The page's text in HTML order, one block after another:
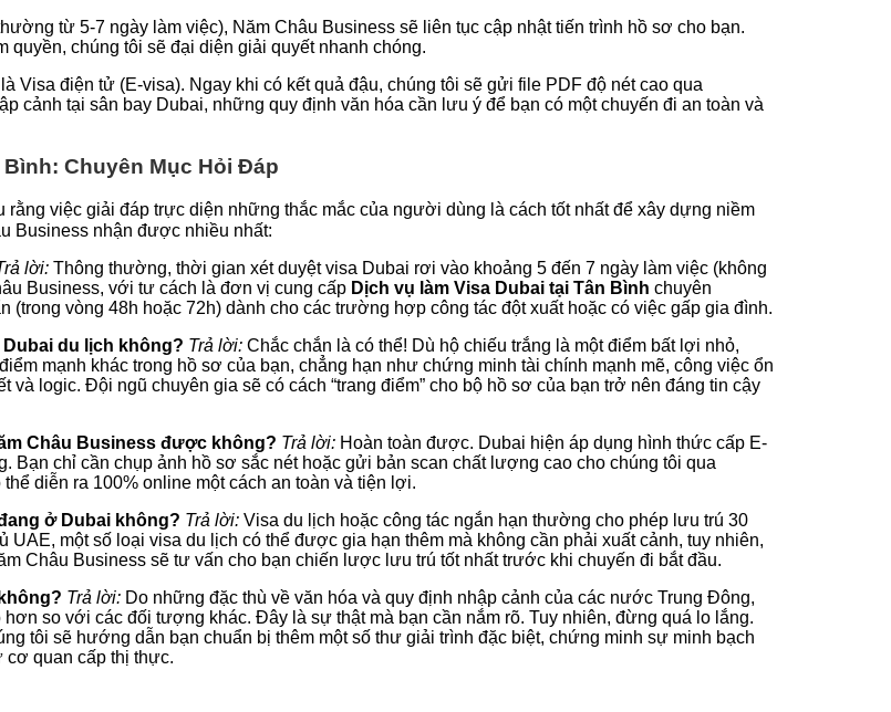
từ 5-7 ngày làm việc), Năm Châu Business sẽ liên tục cập nhật tiến trình hồ sơ cho bạn.
quyền, chúng tôi sẽ đại diện giải quyết nhanh chóng.
Visa điện tử (E-visa). Ngay khi có kết quả đậu, chúng tôi sẽ gửi file PDF độ nét cao qua
cảnh tại sân bay Dubai, những quy định văn hóa cần lưu ý để bạn có một chuyến đi an toàn và
Chuyên Mục Hỏi Đáp
việc giải đáp trực diện những thắc mắc của người dùng là cách tốt nhất để xây dựng niềm
Business nhận được nhiều nhất:
lời: Thông thường, thời gian xét duyệt visa Dubai rơi vào khoảng 5 đến 7 ngày làm việc (không
Business, với tư cách là đơn vị cung cấp Dịch vụ làm Visa Dubai tại Tân Bình chuyên
vòng 48h hoặc 72h) dành cho các trường hợp công tác đột xuất hoặc có việc gấp gia đình.
du lịch không? Trả lời: Chắc chắn là có thể! Dù hộ chiếu trắng là một điểm bất lợi nhỏ,
mạnh khác trong hồ sơ của bạn, chẳng hạn như chứng minh tài chính mạnh mẽ, công việc ổn
logic. Đội ngũ chuyên gia sẽ có cách “trang điểm” cho bộ hồ sơ của bạn trở nên đáng tin cậy
Châu Business được không? Trả lời: Hoàn toàn được. Dubai hiện áp dụng hình thức cấp E-
Bạn chỉ cần chụp ảnh hồ sơ sắc nét hoặc gửi bản scan chất lượng cao cho chúng tôi qua
diễn ra 100% online một cách an toàn và tiện lợi.
ở Dubai không? Trả lời: Visa du lịch hoặc công tác ngắn hạn thường cho phép lưu trú 30
một số loại visa du lịch có thể được gia hạn thêm mà không cần phải xuất cảnh, tuy nhiên,
Châu Business sẽ tư vấn cho bạn chiến lược lưu trú tốt nhất trước khi chuyến đi bắt đầu.
Trả lời: Do những đặc thù về văn hóa và quy định nhập cảnh của các nước Trung Đông,
so với các đối tượng khác. Đây là sự thật mà bạn cần nắm rõ. Tuy nhiên, đừng quá lo lắng.
tôi sẽ hướng dẫn bạn chuẩn bị thêm một số thư giải trình đặc biệt, chứng minh sự minh bạch
cơ quan cấp thị thực.